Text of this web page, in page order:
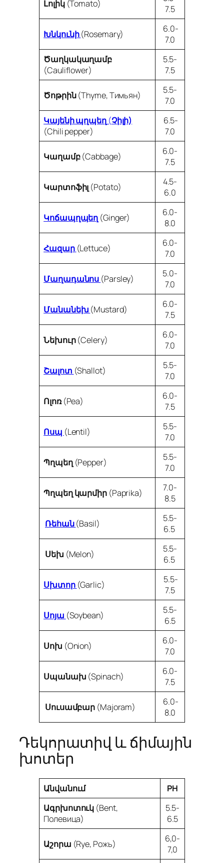
Լոլիկ (Tomato)
7.5
Խնկունի(Rosemary)
6.0-
7.0
Ծաղկակաղամբ
(Cauliflower)
5.5-
7.5
Ծոթրին(Thyme, Тимьян)
5.5-
7.0
Կայենի պղպեղ(Չիլի)
(Chili pepper)
6.5-
7.0
Կաղամբ(Cabbage)
6.0-
7.5
Կարտոֆիլ (Potato)
4.5-
6.0
Կոճապղպեղ (Ginger)
6.0-
8.0
Հազար (Lettuce)
6.0-
7.0
Մաղադանոս (Parsley)
5.0-
7.0
Մանանեխ (Mustard)
6.0-
7.5
Նեխուր(Celery)
6.0-
7.0
Շալոտ (Shallot)
5.5-
7.0
Ոլոռ(Pea)
6.0-
7.5
Ոսպ (Lentil)
5.5-
7.0
Պղպեղ (Pepper)
5.5-
7.0
Պղպեղ կարմիր(Paprika)
7.0-
8.5
Ռեհան(Basil)
5.5-
6.5
Սեխ (Melon)
5.5-
6.5
Սխտոր (Garlic)
5.5-
7.5
Սոյա (Soybean)
5.5-
6.5
Սոխ (Onion)
6.0-
7.0
Սպանախ (Spinach)
6.0-
7.5
Սուսամբար (Majoram)
6.0-
8.0
Դեկորատիվ և ճիմային
խոտեր
Անվանում
PH
Ագրխոտուկ (Bent,
Полевица)
5.5-
6.5
Աշորա (Rye, Рожь)
6,0-
7,0